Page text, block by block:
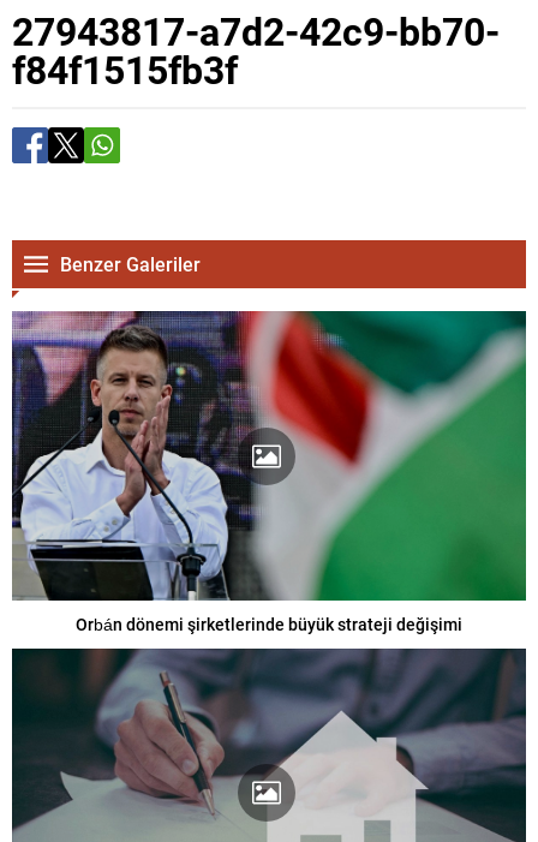
27943817-a7d2-42c9-bb70-
f84f1515fb3f
Benzer Galeriler
Orbán dönemi şirketlerinde büyük strateji değişimi